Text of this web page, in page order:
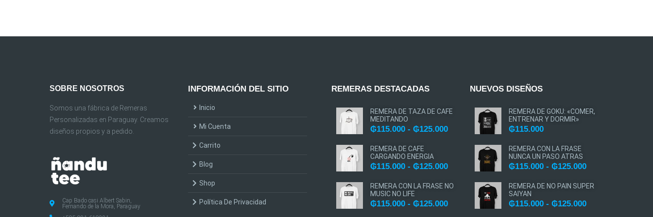
SOBRE NOSOTROS
Somos una fábrica de Remeras
Personalizadas en Paraguay. Creamos
diseños propios y a pedido.
Cap Bado casi Albert Sabin,
Fernando de la Mora, Paraguay
INFORMACIÓN DEL SITIO
Inicio
Mi Cuenta
Carrito
Blog
Shop
Política De Privacidad
REMERAS DESTACADAS
REMERA DE TAZA DE CAFE
MEDITANDO
₲115.000 - ₲125.000
REMERA DE CAFE
CARGANDO ENERGIA
₲115.000 - ₲125.000
REMERA CON LA FRASE NO
MUSIC NO LIFE
₲115.000 - ₲125.000
NUEVOS DISEÑOS
REMERA DE GOKU: «COMER,
ENTRENAR Y DORMIR»
₲115.000
REMERA CON LA FRASE
NUNCA UN PASO ATRAS
₲115.000 - ₲125.000
REMERA DE NO PAIN SUPER
SAIYAN
₲115.000 - ₲125.000